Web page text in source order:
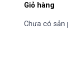
Giỏ hàng
Chưa có sản